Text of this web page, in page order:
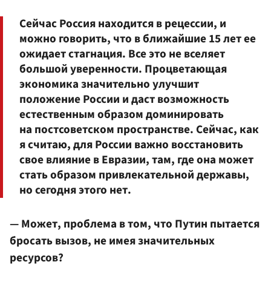
Сейчас Россия находится в рецессии, и
можно говорить, что в ближайшие 15 лет ее
ожидает стагнация. Все это не вселяет
большой уверенности. Процветающая
экономика значительно улучшит
положение России и даст возможность
естественным образом доминировать
на постсоветском пространстве. Сейчас, как
я считаю, для России важно восстановить
свое влияние в Евразии, там, где она может
стать образом привлекательной державы,
но сегодня этого нет.
— Может, проблема в том, что Путин пытается
бросать вызов, не имея значительных
ресурсов?